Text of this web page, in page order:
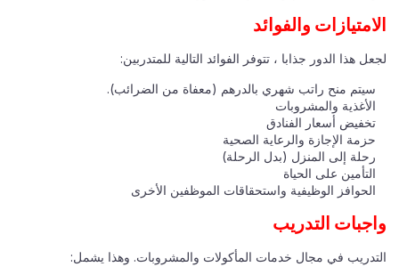
الامتيازات والفوائد
لجعل هذا الدور جذابا ، تتوفر الفوائد التالية للمتدربين:
سيتم منح راتب شهري بالدرهم (معفاة من الضرائب).
الأغذية والمشروبات
تخفيض أسعار الفنادق
حزمة الإجازة والرعاية الصحية
رحلة إلى المنزل (بدل الرحلة)
التأمين على الحياة
الحوافز الوظيفية واستحقاقات الموظفين الأخرى
واجبات التدريب
التدريب في مجال خدمات المأكولات والمشروبات. وهذا يشمل: